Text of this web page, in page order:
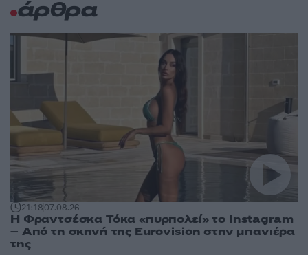
άρθρα
21:1807.08.26
Η Φραντσέσκα Τόκα «πυρπολεί» το Instagram
– Από τη σκηνή της Eurovision στην μπανιέρα
της